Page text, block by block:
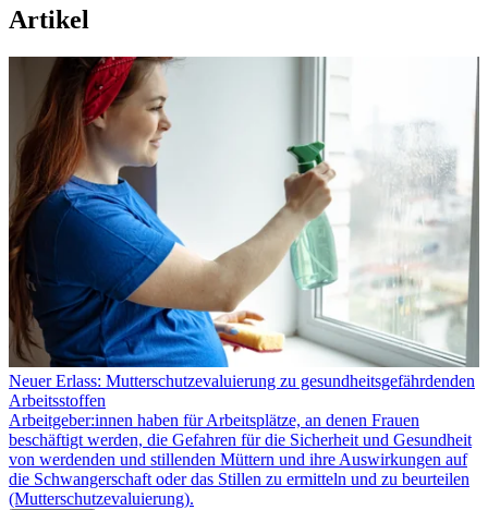
Artikel
Neuer Erlass: Mutterschutzevaluierung zu gesundheitsgefährdenden
Arbeitsstoffen
Arbeitgeber:innen haben für Arbeitsplätze, an denen Frauen
beschäftigt werden, die Gefahren für die Sicherheit und Gesundheit
von werdenden und stillenden Müttern und ihre Auswirkungen auf
die Schwangerschaft oder das Stillen zu ermitteln und zu beurteilen
(Mutterschutzevaluierung).